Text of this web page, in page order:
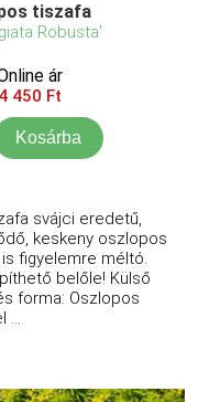
tiszafa
Robusta'
ár
4 450 Ft
Kosárba
svájci eredetű,
keskeny oszlopos
figyelemre méltó.
belőle! Külső
forma: Oszlopos
...